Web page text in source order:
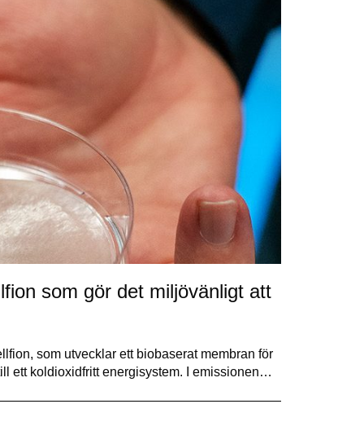
som gör det miljövänligt att
som utvecklar ett biobaserat membran för
ett koldioxidfritt energisystem. I emissionen…